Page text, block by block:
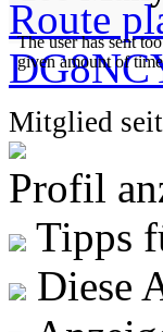
Route
Mitglied
Profil
Tipps
Diese